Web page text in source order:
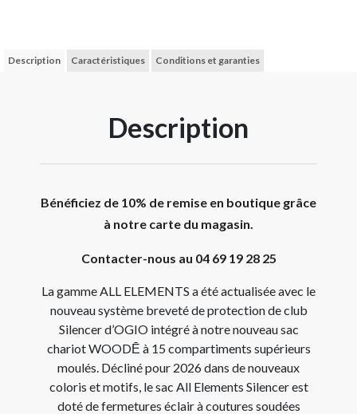
Description Caractéristiques Conditions et garanties
Description
Bénéficiez de 10% de remise en boutique grâce
à notre carte du magasin.
Contacter-nous au 04 69 19 28 25
La gamme ALL ELEMENTS a été actualisée avec le
nouveau système breveté de protection de club
Silencer d’OGIO intégré à notre nouveau sac
chariot WOODĒ à 15 compartiments supérieurs
moulés. Décliné pour 2026 dans de nouveaux
coloris et motifs, le sac All Elements Silencer est
doté de fermetures éclair à coutures soudées